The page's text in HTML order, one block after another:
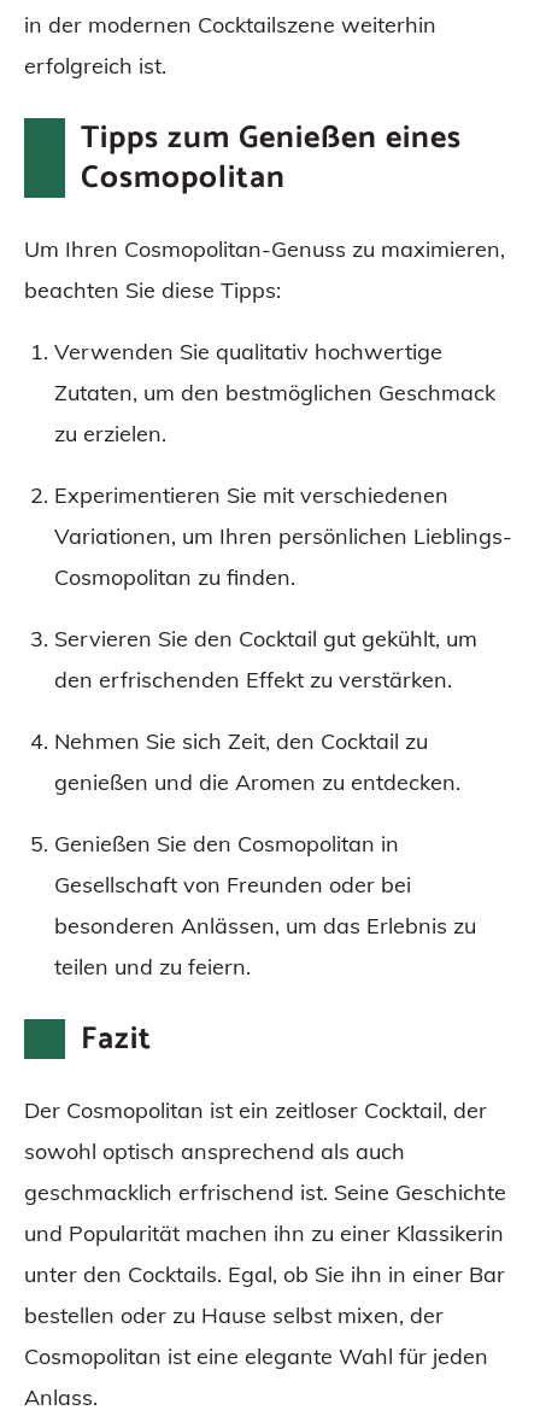
in der modernen Cocktailszene weiterhin
erfolgreich ist.
Tipps zum Genießen eines
Cosmopolitan
Um Ihren Cosmopolitan-Genuss zu maximieren,
beachten Sie diese Tipps:
Verwenden Sie qualitativ hochwertige
Zutaten, um den bestmöglichen Geschmack
zu erzielen.
Experimentieren Sie mit verschiedenen
Variationen, um Ihren persönlichen Lieblings-
Cosmopolitan zu finden.
Servieren Sie den Cocktail gut gekühlt, um
den erfrischenden Effekt zu verstärken.
Nehmen Sie sich Zeit, den Cocktail zu
genießen und die Aromen zu entdecken.
Genießen Sie den Cosmopolitan in
Gesellschaft von Freunden oder bei
besonderen Anlässen, um das Erlebnis zu
teilen und zu feiern.
Fazit
Der Cosmopolitan ist ein zeitloser Cocktail, der
sowohl optisch ansprechend als auch
geschmacklich erfrischend ist. Seine Geschichte
und Popularität machen ihn zu einer Klassikerin
unter den Cocktails. Egal, ob Sie ihn in einer Bar
bestellen oder zu Hause selbst mixen, der
Cosmopolitan ist eine elegante Wahl für jeden
Anlass.